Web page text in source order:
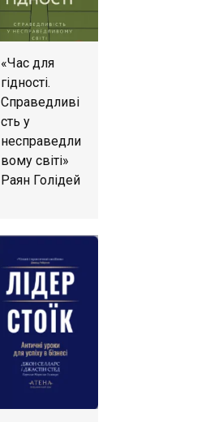
«Час для
гідності.
Справедливі
сть у
несправедли
вому світі»
Раян Голідей